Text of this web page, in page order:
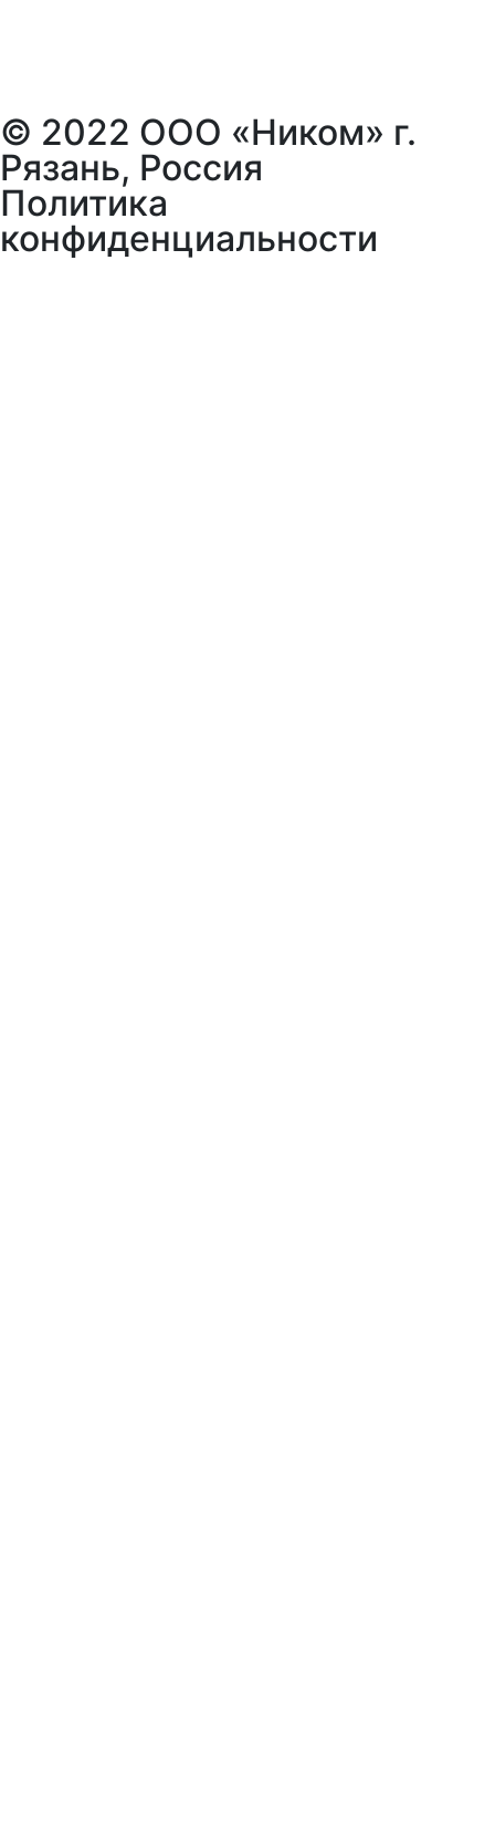
© 2022 ООО «Ником» г.
Рязань, Россия
Политика
конфиденциальности